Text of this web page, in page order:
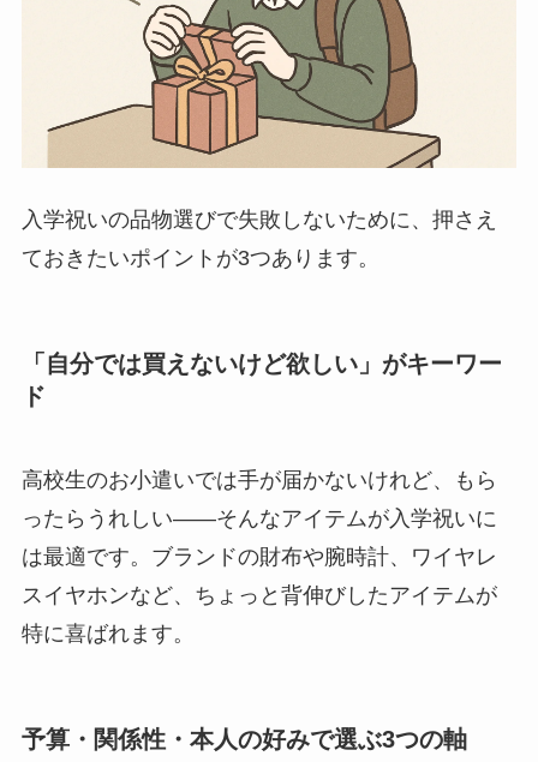
入学祝いの品物選びで失敗しないために、押さえ
ておきたいポイントが3つあります。
「自分では買えないけど欲しい」がキーワー
ド
高校生のお小遣いでは手が届かないけれど、もら
ったらうれしい——そんなアイテムが入学祝いに
は最適です。ブランドの財布や腕時計、ワイヤレ
スイヤホンなど、ちょっと背伸びしたアイテムが
特に喜ばれます。
予算・関係性・本人の好みで選ぶ3つの軸